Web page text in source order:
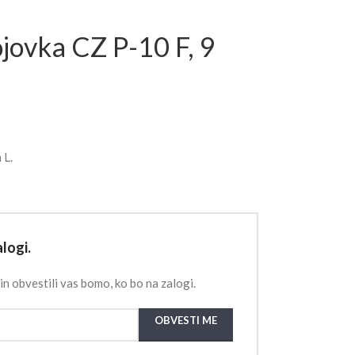
CZ P-10 F, 9
L.
obvestili vas bomo, ko bo na zalogi.
OBVESTI ME